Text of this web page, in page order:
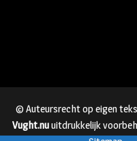
© Auteursrecht op eigen
Vught.nuuitdrukkelijk